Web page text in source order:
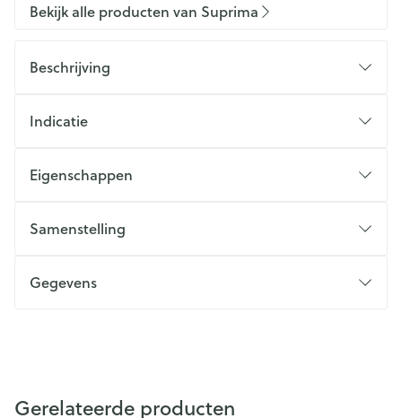
Bekijk alle producten van Suprima
Beschrijving
Indicatie
Eigenschappen
Samenstelling
Gegevens
Gerelateerde producten